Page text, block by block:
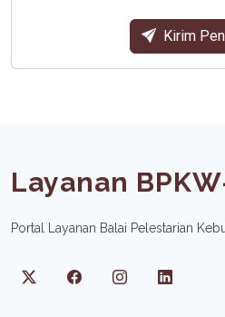
Kirim
Layanan
Portal Layanan Balai Pelestarian